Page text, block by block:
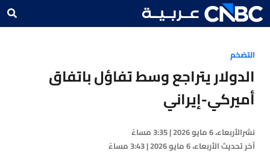
التضخم
الدولار يتراجع وسط تفاؤل باتفاق
أميركي-إيراني
نشرالأربعاء، 6 مايو 2026 | 3:35 مساءً
آخر تحديثالأربعاء، 6 مايو 2026 | 3:43 مساءً